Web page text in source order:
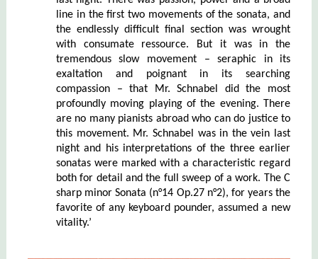
line in the first two movements of the sonata, and
the endlessly difficult final section was wrought
with consumate ressource. But it was in the
tremendous slow movement – seraphic in its
exaltation and poignant in its searching
compassion – that Mr. Schnabel did the most
profoundly moving playing of the evening. There
are no many pianists abroad who can do justice to
this movement. Mr. Schnabel was in the vein last
night and his interpretations of the three earlier
sonatas were marked with a characteristic regard
both for detail and the full sweep of a work. The C
sharp minor Sonata (n°14 Op.27 n°2), for years the
favorite of any keyboard pounder, assumed a new
vitality.’